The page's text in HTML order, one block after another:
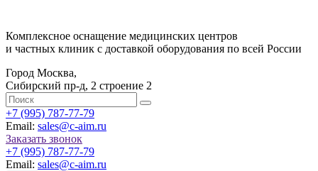
Комплексное оснащение медицинских центров
и частных клиник с доставкой оборудования по всей России
Город Москва,
Сибирский пр-д, 2 строение 2
‎+7 (995) 787-77-79
Email: sales@c-aim.ru
Заказать звонок
‎+7 (995) 787-77-79
Email: sales@c-aim.ru